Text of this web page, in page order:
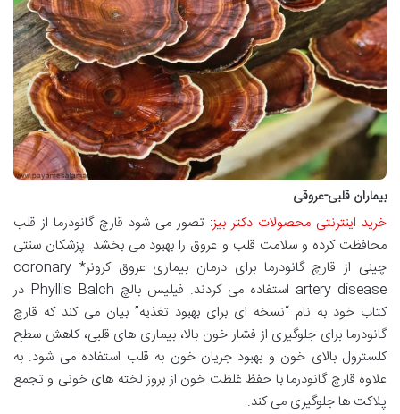
بیماران قلبی-عروقی
خرید اینترنتی محصولات دکتر بیز: تصور می شود قارچ گانودرما از قلب
محافظت کرده و سلامت قلب و عروق را بهبود می بخشد. پزشکان سنتی
چینی از قارچ گانودرما برای درمان بیماری عروق کرونر* coronary
artery disease استفاده می کردند. فیلیس بالچ Phyllis Balch در
کتاب خود به نام “نسخه ای برای بهبود تغذیه” بیان می کند که قارچ
گانودرما برای جلوگیری از فشار خون بالا، بیماری های قلبی، کاهش سطح
کلسترول بالای خون و بهبود جریان خون به قلب استفاده می شود. به
علاوه قارچ گانودرما با حفظ غلظت خون از بروز لخته های خونی و تجمع
پلاکت ها جلوگیری می کند.